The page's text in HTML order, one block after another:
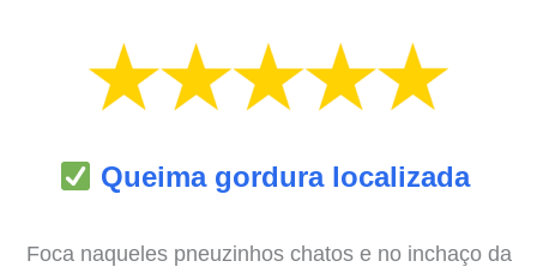
Queima gordura localizada
Foca naqueles pneuzinhos chatos e no inchaço da